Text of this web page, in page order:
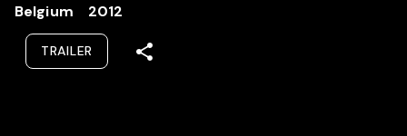
Belgium
2012
TRAILER